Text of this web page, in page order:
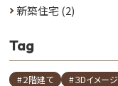
新築住宅(2)
Tag
#２階建て #３Dイメージ